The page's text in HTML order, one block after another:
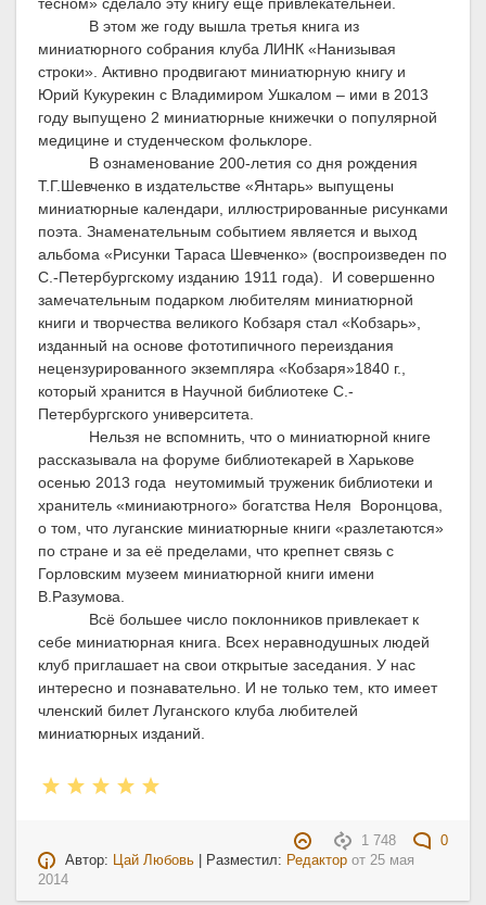
тесном» сделало эту книгу ещё привлекательней.
В этом же году вышла третья книга из
миниатюрного собрания клуба ЛИНК «Нанизывая
строки». Активно продвигают миниатюрную книгу и
Юрий Кукурекин с Владимиром Ушкалом – ими в 2013
году выпущено 2 миниатюрные книжечки о популярной
медицине и студенческом фольклоре.
В ознаменование 200-летия со дня рождения
Т.Г.Шевченко в издательстве «Янтарь» выпущены
миниатюрные календари, иллюстрированные рисунками
поэта. Знаменательным событием является и выход
альбома «Рисунки Тараса Шевченко» (воспроизведен по
С.-Петербургскому изданию 1911 года).
И совершенно
замечательным подарком любителям миниатюрной
книги и творчества великого Кобзаря стал «Кобзарь»,
изданный на основе фототипичного переиздания
нецензурированного экземпляра «Кобзаря»1840 г.,
который хранится в Научной библиотеке С.-
Петербургского университета.
Нельзя не вспомнить, что о миниатюрной книге
рассказывала на форуме библиотекарей в Харькове
осенью 2013 года неутомимый труженик библиотеки и
хранитель «миниаютрного» богатства Неля
Воронцова,
о том, что луганские миниатюрные книги «разлетаются»
по стране и за её пределами, что крепнет связь с
Горловским музеем миниатюрной книги имени
В.Разумова.
Всё большее число поклонников привлекает к
себе миниатюрная книга. Всех неравнодушных людей
клуб приглашает на свои открытые заседания. У нас
интересно и познавательно. И не только тем, кто имеет
членский билет Луганского клуба любителей
миниатюрных изданий.
1 748
0
Автор: Цай Любовь | Разместил: Редактор от25 мая
2014